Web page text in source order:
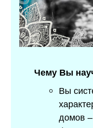
Чему Вы
Вы
домов